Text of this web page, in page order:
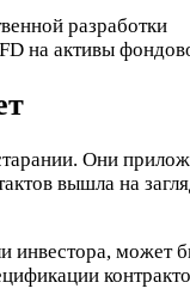
разработки
на активы
Они
вышла на
инвестора,